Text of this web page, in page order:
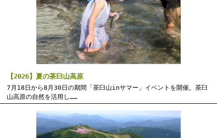
【2026】夏の茶臼山高原
7月18日から8月30日の期間「茶臼山inサマー」イベントを開催。茶臼
山高原の自然を活用し……